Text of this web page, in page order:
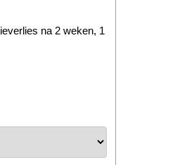
na 2 weken, 1